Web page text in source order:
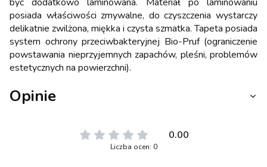
posiada właściwości zmywalne, do czyszczenia wystarczy
delikatnie zwilżona, miękka i czysta szmatka. Tapeta posiada
system ochrony przeciwbakteryjnej Bio-Pruf (ograniczenie
powstawania nieprzyjemnych zapachów, pleśni, problemów
estetycznych na powierzchni).
Opinie
0.00
Liczba ocen: 0